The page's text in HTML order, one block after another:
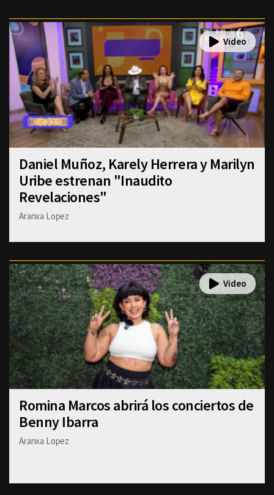
Daniel Muñoz, Karely Herrera y Marilyn
Uribe estrenan "Inaudito
Revelaciones"
Aranxa Lopez
Romina Marcos abrirá los conciertos de
Benny Ibarra
Aranxa Lopez